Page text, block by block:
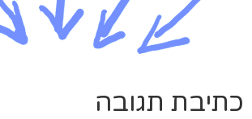
כתיבת תגובה